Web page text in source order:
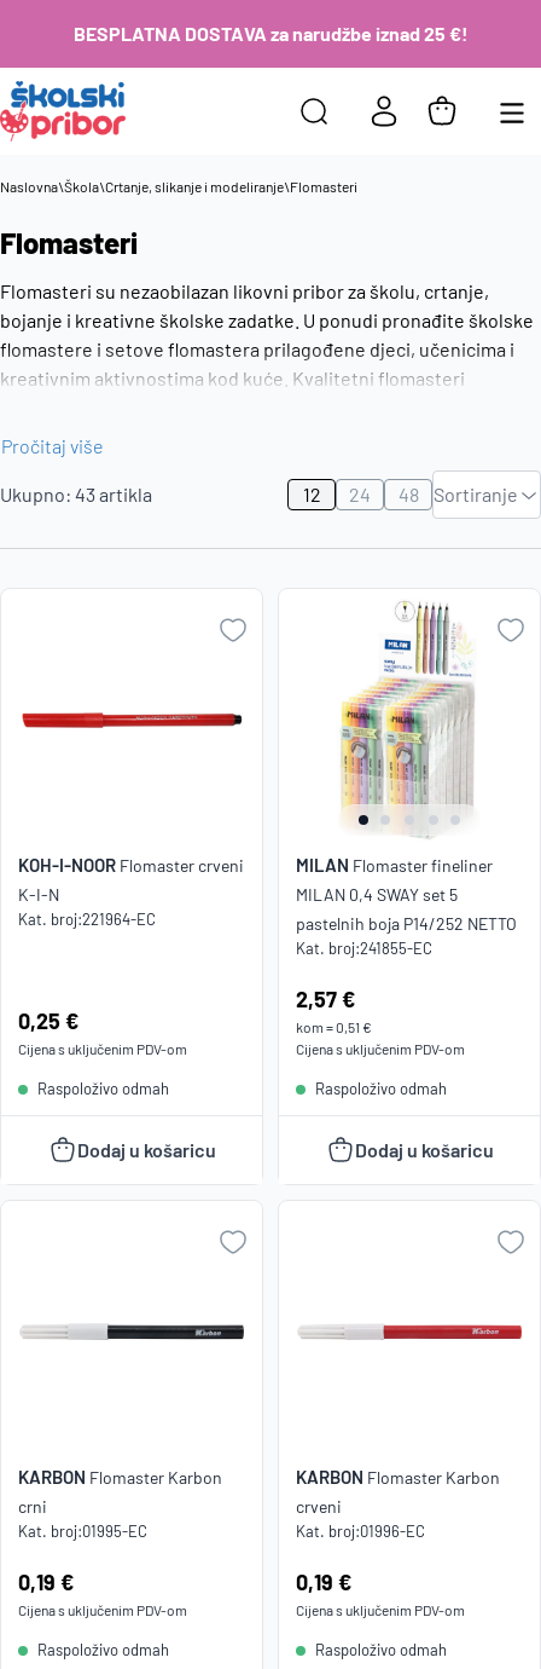
BESPLATNA DOSTAVA za narudžbe iznad 25 €!
Naslovna\Škola\Crtanje, slikanje i modeliranje\Flomasteri
Flomasteri
Flomasteri su nezaobilazan likovni pribor za školu, crtanje,
bojanje i kreativne školske zadatke. U ponudi pronađite školske
flomastere i setove flomastera prilagođene djeci, učenicima i
kreativnim aktivnostima kod kuće. Kvalitetni flomasteri
upotrebu u likovnom odgoju i svakodnevnim školskim zadacima.
Pročitaj više
Ukupno: 43artikla 12 24 48 Sortiranje
Najviša
cijena
cijena
Naziv A-
Z
Naziv Z-
A
KOH-I-NOOR Flomaster crveni
K-I-N
Kat. broj:221964-EC
Cijena:
0,25 €
Cijena s uključenim PDV-om
Raspoloživo odmah
Dodaj u košaricu
MILAN Flomaster fineliner
MILAN 0,4 SWAY set 5
pastelnih boja P14/252 NETTO
Kat. broj:241855-EC
Cijena:
2,57 €
kom =0,51 €
Cijena s uključenim PDV-om
Raspoloživo odmah
Dodaj u košaricu
KARBON Flomaster Karbon
crni
Kat. broj:01995-EC
Cijena:
0,19 €
Cijena s uključenim PDV-om
Raspoloživo odmah
KARBON Flomaster Karbon
crveni
Kat. broj:01996-EC
Cijena:
0,19 €
Cijena s uključenim PDV-om
Raspoloživo odmah